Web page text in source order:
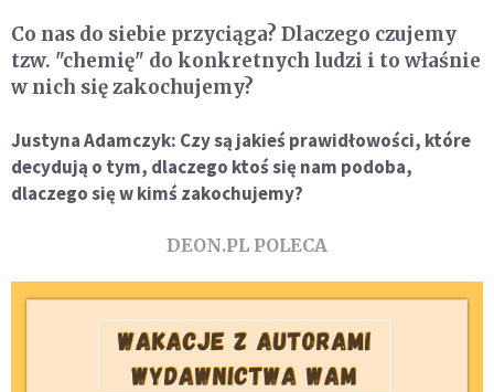
Co nas do siebie przyciąga? Dlaczego czujemy
tzw. "chemię" do konkretnych ludzi i to właśnie
w nich się zakochujemy?
Justyna Adamczyk: Czy są jakieś prawidłowości, które
decydują o tym, dlaczego ktoś się nam podoba,
dlaczego się w kimś zakochujemy?
DEON.PL POLECA